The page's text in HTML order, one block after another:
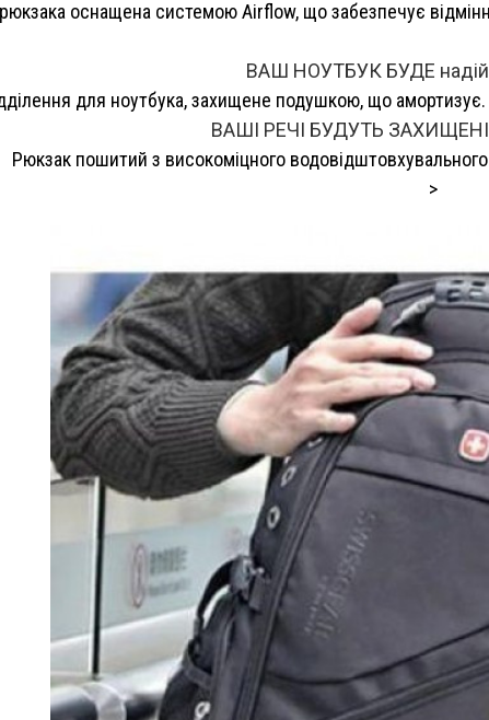
оснащена системою Airflow, що забезпечує
ВАШ НОУТБУК БУДЕ
для ноутбука, захищене подушкою, що
ВАШІ РЕЧІ БУДУТЬ
Рюкзак пошитий з високоміцного
>